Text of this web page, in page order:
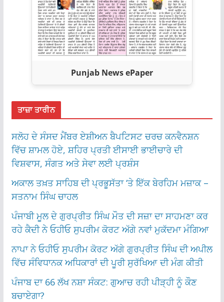
Punjab News ePaper
ਤਾਜ਼ਾ ਤਾਰੀਨ
ਸਲੋਹ ਦੇ ਸੰਸਦ ਮੈਂਬਰ ਏਸ਼ੀਅਨ ਬੈਪਟਿਸਟ ਚਰਚ ਕਨਵੈਨਸ਼ਨ
ਵਿੱਚ ਸ਼ਾਮਲ ਹੋਏ, ਸ਼ਹਿਰ ਪ੍ਰਤੀ ਈਸਾਈ ਭਾਈਚਾਰੇ ਦੀ
ਵਿਸ਼ਵਾਸ, ਸੰਗਤ ਅਤੇ ਸੇਵਾ ਲਈ ਪ੍ਰਸ਼ੰਸ
ਅਕਾਲ ਤਖ਼ਤ ਸਾਹਿਬ ਦੀ ਪ੍ਰਭੂਸੱਤਾ ‘ਤੇ ਇੱਕ ਬੇਰਹਿਮ ਮਜ਼ਾਕ –
ਸਤਨਾਮ ਸਿੰਘ ਚਾਹਲ
ਪੰਜਾਬੀ ਮੂਲ ਦੇ ਗੁਰਪ੍ਰੀਤ ਸਿੰਘ ਮੌਤ ਦੀ ਸਜ਼ਾ ਦਾ ਸਾਹਮਣਾ ਕਰ
ਰਹੇ ਕੈਦੀ ਨੇ ਓਹੀਓ ਸੁਪਰੀਮ ਕੋਰਟ ਅੱਗੇ ਨਵਾਂ ਮੁਕੱਦਮਾ ਮੰਗਿਆ
ਨਾਪਾ ਨੇ ਓਹੀਓ ਸੁਪਰੀਮ ਕੋਰਟ ਅੱਗੇ ਗੁਰਪ੍ਰੀਤ ਸਿੰਘ ਦੀ ਅਪੀਲ
ਵਿੱਚ ਸੰਵਿਧਾਨਕ ਅਧਿਕਾਰਾਂ ਦੀ ਪੂਰੀ ਸੁਰੱਖਿਆ ਦੀ ਮੰਗ ਕੀਤੀ
ਪੰਜਾਬ ਦਾ 66 ਲੱਖ ਨਸ਼ਾ ਸੰਕਟ: ਗੁਆਚ ਰਹੀ ਪੀੜ੍ਹੀ ਨੂੰ ਕੌਣ
ਬਚਾਏਗਾ?